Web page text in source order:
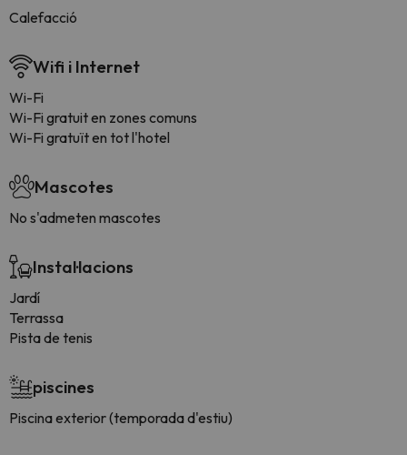
Calefacció
Wifi i Internet
Wi-Fi
Wi-Fi gratuit en zones comuns
Wi-Fi gratuït en tot l'hotel
Mascotes
No s'admeten mascotes
Instal·lacions
Jardí
Terrassa
Pista de tenis
piscines
Piscina exterior (temporada d'estiu)